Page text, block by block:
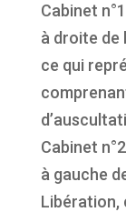
Cabinet
à droite de
ce qui
Cabinet
à gauche
Libération,